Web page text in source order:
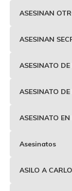
ASESINAN
ASESINAN
ASESINATO
ASESINATO
ASESINATO
Asesinatos
ASILO A